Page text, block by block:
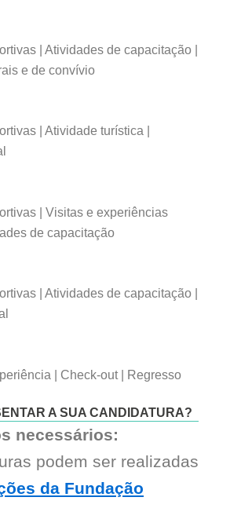
| Atividades de capacitação |
e de convívio
| Atividade turística |
| Visitas e experiências
de capacitação
| Atividades de capacitação |
| Check-out | Regresso
A SUA CANDIDATURA?
necessários:
podem ser realizadas
da Fundação